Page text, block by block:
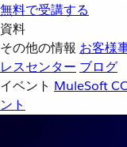
無料で受講する
資料
その他の情報 お客様
レスセンター ブログ
イベント MuleSoft
ント